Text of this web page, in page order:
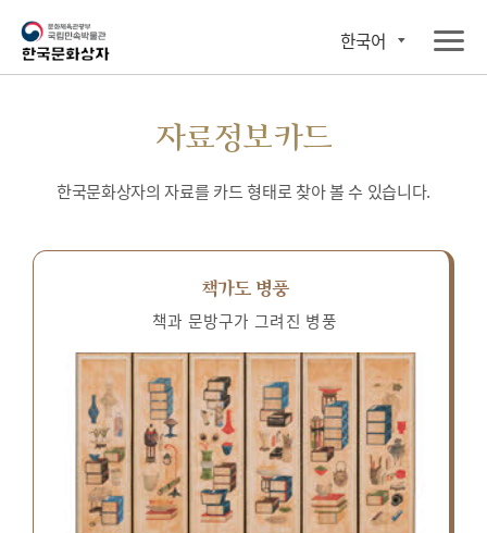
한국어
자료정보카드
한국문화상자의 자료를 카드 형태로 찾아 볼 수 있습니다.
책가도 병풍
책과 문방구가 그려진 병풍